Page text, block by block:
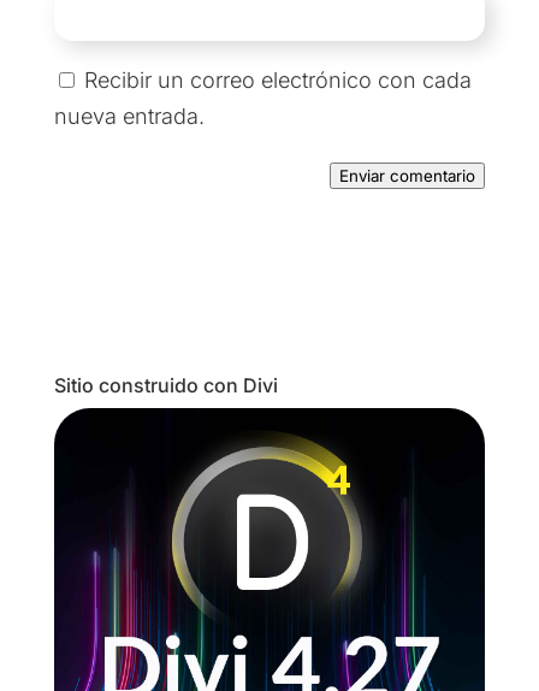
Recibir un correo electrónico con cada
nueva entrada.
Enviar comentario
Sitio construido con Divi